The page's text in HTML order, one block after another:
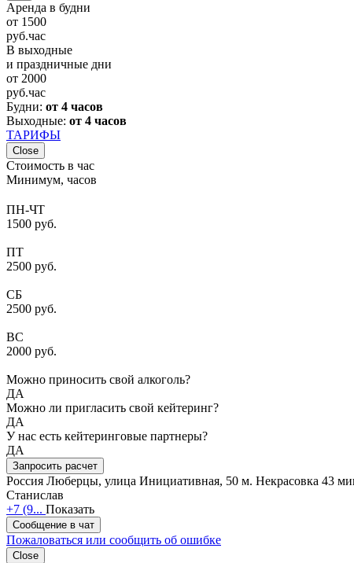
Аренда в будни
от 1500
руб.час
В выходные
и праздничные дни
от 2000
руб.час
Будни: от 4 часов
Выходные: от 4 часов
ТАРИФЫ
Close
Стоимость в час
Минимум, часов
ПН-ЧТ
1500 руб.
ПТ
2500 руб.
СБ
2500 руб.
ВС
2000 руб.
Можно приносить свой алкоголь?
ДА
Можно ли пригласить свой кейтеринг?
ДА
У нас есть кейтеринговые партнеры?
ДА
Запросить расчет
Россия Люберцы, улица Инициативная, 50 м. Некрасовка 43
Станислав
+7 (9... Показать
Сообщение в чат
Пожаловаться или сообщить об ошибке
Close